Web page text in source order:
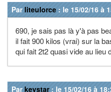
Par liteulorce : le 15/02/16 à
690, je sais pas là y'à pas
il fait 900 kilos (vrai) sur la
qui fait 2t2 quasi vide au lieu
Parkeystar: le 15/02/16 à